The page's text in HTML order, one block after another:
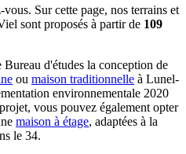
Sur cette page, nos terrains et
sont proposés à partir de 109
d'études la conception de
ou maison traditionnelle à Lunel-
environnementale 2020
vous pouvez également opter
maison à étage, adaptées à la
le 34.